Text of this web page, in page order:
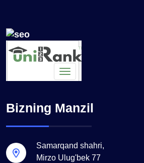
Bizning Manzil
Samarqand shahri,
Mirzo Ulug'bek 77